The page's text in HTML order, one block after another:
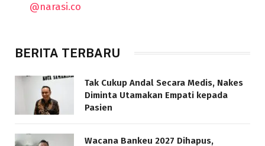
@narasi.co
BERITA TERBARU
Tak Cukup Andal Secara Medis, Nakes
Diminta Utamakan Empati kepada
Pasien
Wacana Bankeu 2027 Dihapus,